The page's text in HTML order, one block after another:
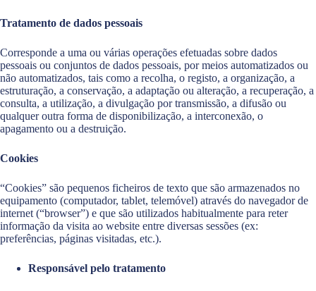
Tratamento de dados pessoais
Corresponde a uma ou várias operações efetuadas sobre dados
pessoais ou conjuntos de dados pessoais, por meios automatizados ou
não automatizados, tais como a recolha, o registo, a organização, a
estruturação, a conservação, a adaptação ou alteração, a recuperação, a
consulta, a utilização, a divulgação por transmissão, a difusão ou
qualquer outra forma de disponibilização, a interconexão, o
apagamento ou a destruição.
Cookies
“Cookies” são pequenos ficheiros de texto que são armazenados no
equipamento (computador, tablet, telemóvel) através do navegador de
internet (“browser”) e que são utilizados habitualmente para reter
informação da visita ao website entre diversas sessões (ex:
preferências, páginas visitadas, etc.).
Responsável pelo tratamento